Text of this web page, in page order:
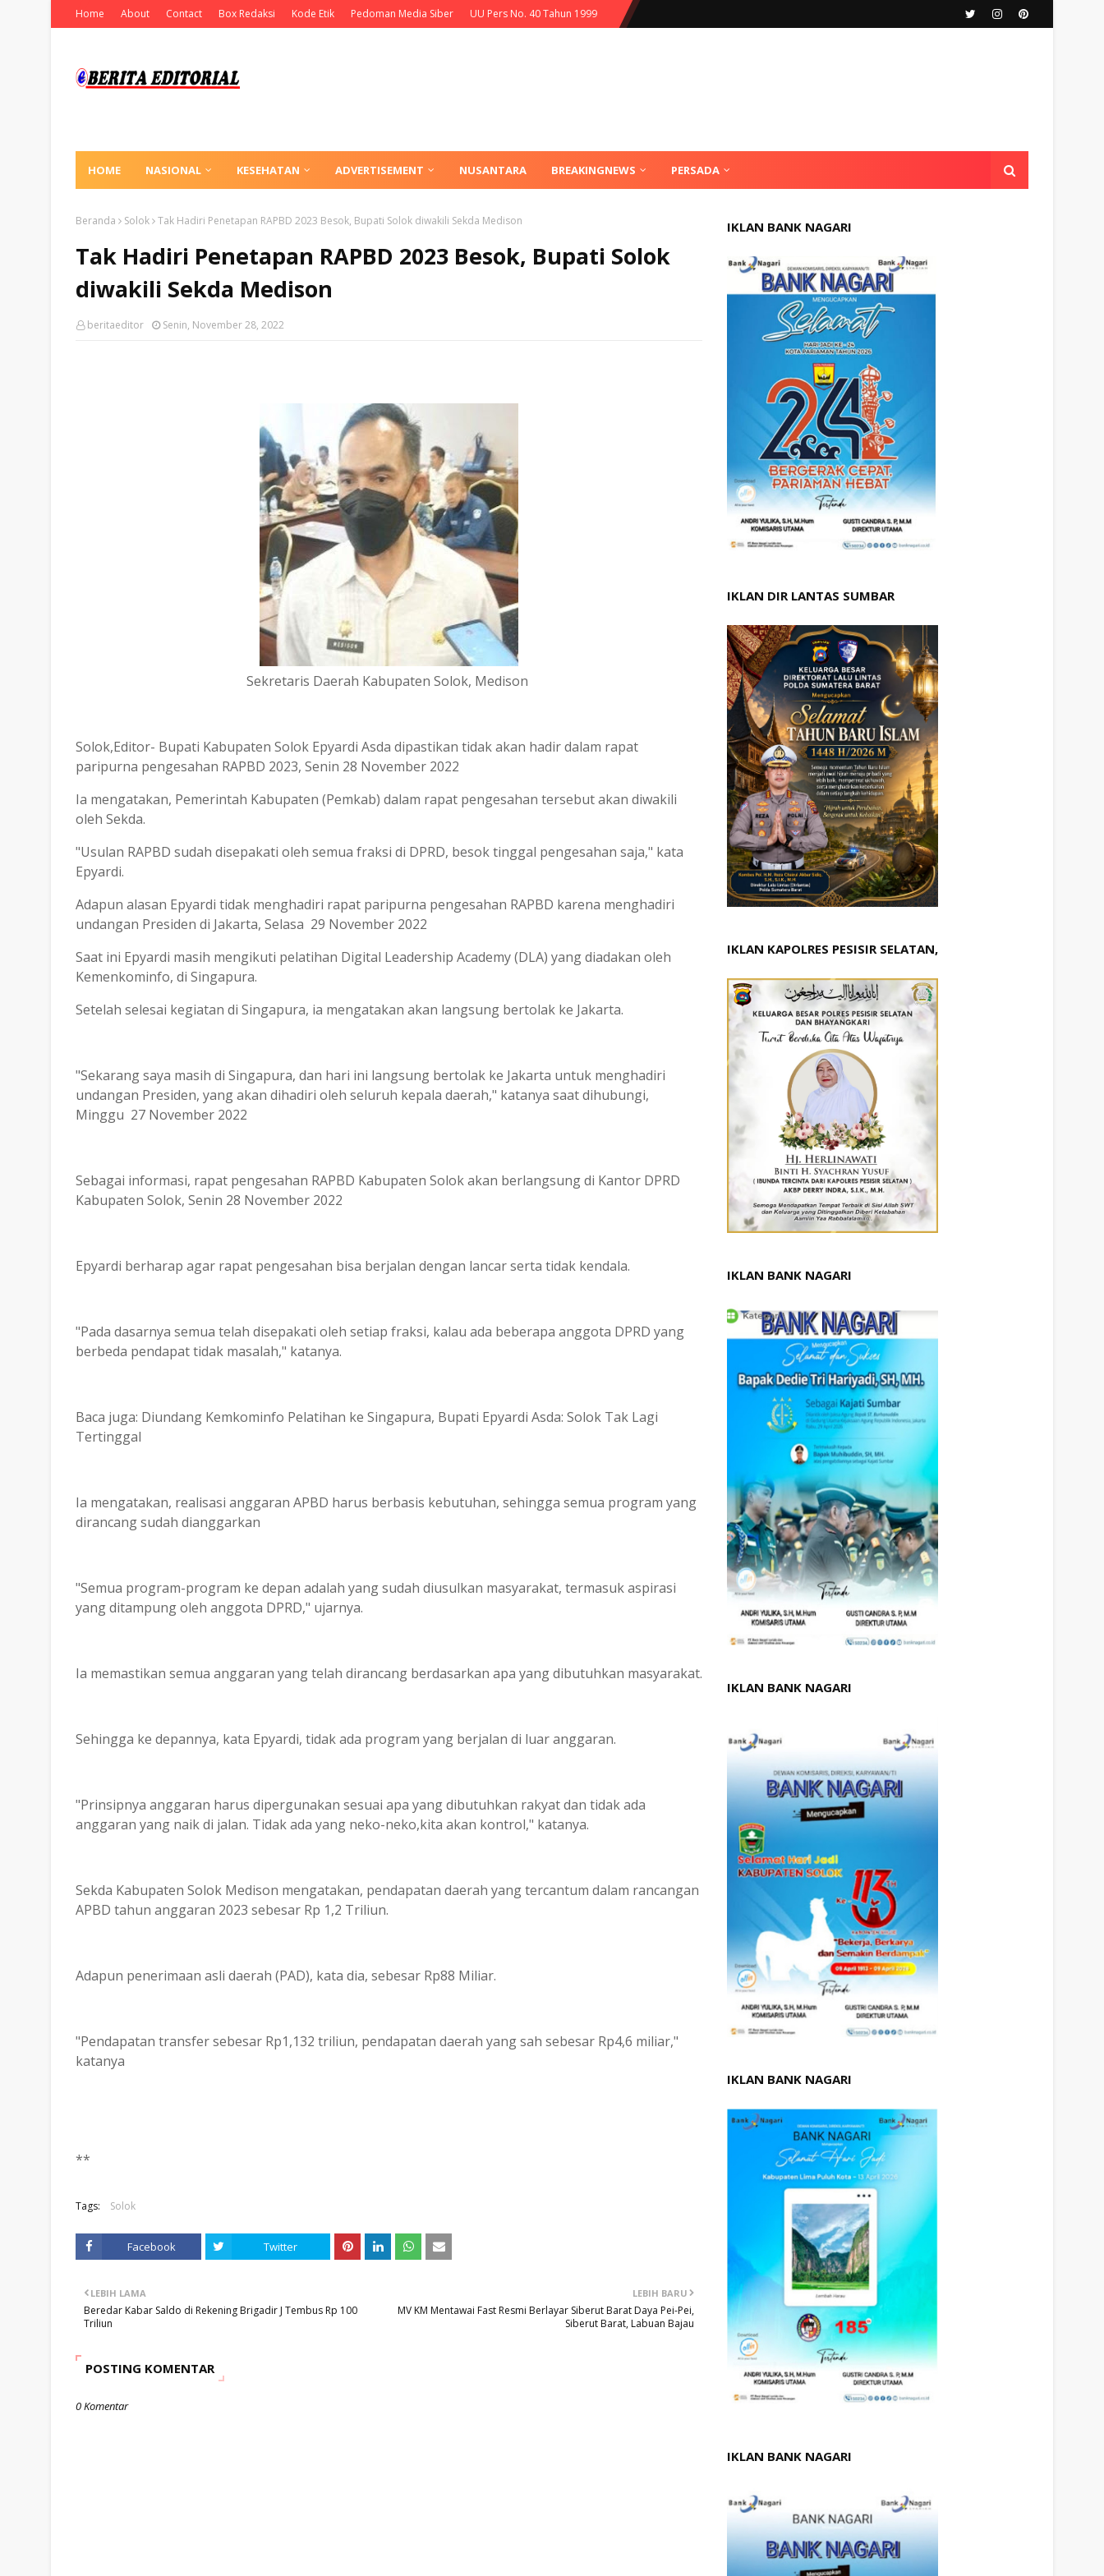
Home About Contact Box Redaksi Kode Etik Pedoman Media Siber UU Pers No. 40 Tahun 1999
HOME NASIONAL KESEHATAN ADVERTISEMENT NUSANTARA BREAKINGNEWS PERSADA
Beranda Solok Tak Hadiri Penetapan RAPBD 2023 Besok, Bupati Solok diwakili Sekda Medison
Tak Hadiri Penetapan RAPBD 2023 Besok, Bupati Solok
diwakili Sekda Medison
beritaeditor Senin, November 28, 2022
Sekretaris Daerah Kabupaten Solok, Medison
Solok,Editor- Bupati Kabupaten Solok Epyardi Asda dipastikan tidak akan hadir dalam rapat
paripurna pengesahan RAPBD 2023, Senin 28 November 2022
Ia mengatakan, Pemerintah Kabupaten (Pemkab) dalam rapat pengesahan tersebut akan diwakili
oleh Sekda.
"Usulan RAPBD sudah disepakati oleh semua fraksi di DPRD, besok tinggal pengesahan saja," kata
Epyardi.
Adapun alasan Epyardi tidak menghadiri rapat paripurna pengesahan RAPBD karena menghadiri
undangan Presiden di Jakarta, Selasa 29 November 2022
Saat ini Epyardi masih mengikuti pelatihan Digital Leadership Academy (DLA) yang diadakan oleh
Kemenkominfo, di Singapura.
Setelah selesai kegiatan di Singapura, ia mengatakan akan langsung bertolak ke Jakarta.
"Sekarang saya masih di Singapura, dan hari ini langsung bertolak ke Jakarta untuk menghadiri
undangan Presiden, yang akan dihadiri oleh seluruh kepala daerah," katanya saat dihubungi,
Minggu 27 November 2022
Sebagai informasi, rapat pengesahan RAPBD Kabupaten Solok akan berlangsung di Kantor DPRD
Kabupaten Solok, Senin 28 November 2022
Epyardi berharap agar rapat pengesahan bisa berjalan dengan lancar serta tidak kendala.
"Pada dasarnya semua telah disepakati oleh setiap fraksi, kalau ada beberapa anggota DPRD yang
berbeda pendapat tidak masalah," katanya.
Baca juga: Diundang Kemkominfo Pelatihan ke Singapura, Bupati Epyardi Asda: Solok Tak Lagi
Tertinggal
Ia mengatakan, realisasi anggaran APBD harus berbasis kebutuhan, sehingga semua program yang
dirancang sudah dianggarkan
"Semua program-program ke depan adalah yang sudah diusulkan masyarakat, termasuk aspirasi
yang ditampung oleh anggota DPRD," ujarnya.
Ia memastikan semua anggaran yang telah dirancang berdasarkan apa yang dibutuhkan masyarakat.
Sehingga ke depannya, kata Epyardi, tidak ada program yang berjalan di luar anggaran.
"Prinsipnya anggaran harus dipergunakan sesuai apa yang dibutuhkan rakyat dan tidak ada
anggaran yang naik di jalan. Tidak ada yang neko-neko,kita akan kontrol," katanya.
Sekda Kabupaten Solok Medison mengatakan, pendapatan daerah yang tercantum dalam rancangan
APBD tahun anggaran 2023 sebesar Rp 1,2 Triliun.
Adapun penerimaan asli daerah (PAD), kata dia, sebesar Rp88 Miliar.
"Pendapatan transfer sebesar Rp1,132 triliun, pendapatan daerah yang sah sebesar Rp4,6 miliar,"
katanya
**
Tags: Solok
Facebook Twitter
LEBIH BARU
MV KM Mentawai Fast Resmi Berlayar Siberut Barat Daya Pei-Pei,
Siberut Barat, Labuan Bajau
LEBIH LAMA
Beredar Kabar Saldo di Rekening Brigadir J Tembus Rp 100
Triliun
POSTING KOMENTAR
0 Komentar
IKLAN BANK NAGARI
IKLAN DIR LANTAS SUMBAR
IKLAN KAPOLRES PESISIR SELATAN,
IKLAN BANK NAGARI
IKLAN BANK NAGARI
IKLAN BANK NAGARI
IKLAN BANK NAGARI